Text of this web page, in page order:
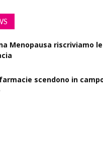
Menopausa riscriviamo
scendono in